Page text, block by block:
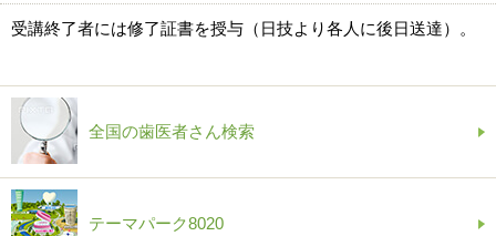
受講終了者には修了証書を授与（日技より各人に後日送達）。
全国の歯医者さん検索
テーマパーク8020